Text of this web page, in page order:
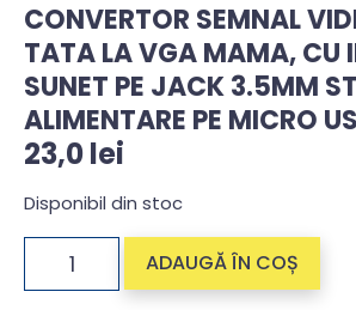
CONVERTOR SEMNAL
TATA LA VGA MAMA, CU
SUNET PE JACK 3.5MM
ALIMENTARE PE MICRO
23,0lei
Disponibil din stoc
ADAUGĂ ÎN COȘ